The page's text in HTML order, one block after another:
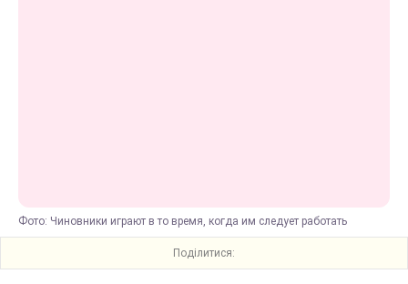
Фото: Чиновники играют в то время, когда им следует работать
Поділитися: